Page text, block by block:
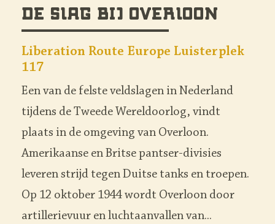
George Renda en
Aloysius Gonsowski
Beleefpunt 2 'Aan de andere kant'
N270 op de grens Brabant en Limburg
Begin oktober 1944 trekt langs de
Deurneseweg (N270) bij de grens tussen
Brabant en Limburg de 7e Amerikaanse
Pantserdivisie ‘The Lucky Seventh’ in de
richting van Overloon. Daar wordt zwaar
gevochten. Bij deze gevechten worden op de